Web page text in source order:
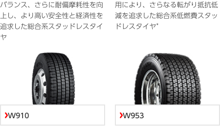
バランス、さらに耐偏摩耗性を向
上し、より高い安全性と経済性を
追求した総合系スタッドレスタイ
ヤ
用により、さらなる転がり抵抗低
減を追求した総合系低燃費スタッ
ドレスタイヤ*
W910 W953